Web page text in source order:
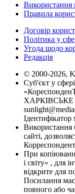
Використання
Правила
Договір
Політика у
Угода щодо
Редакція
© 2000-2026,
Суб'єкт у
ХАРКІВСЬКЕ
Використання
сайті,
При
і світу» , для
відкрите для
Посилання має
повного або